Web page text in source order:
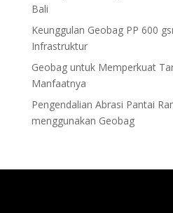
Bali
Keunggulan Geobag PP 600
Infrastruktur
Geobag untuk Memperkuat
Manfaatnya
Pengendalian Abrasi Pantai
menggunakan Geobag